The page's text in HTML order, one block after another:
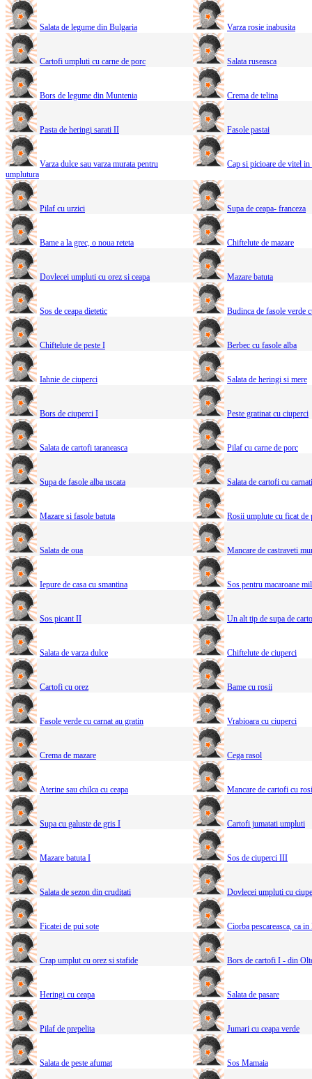
Salata de legume din Bulgaria Varza rosie inabusita
Cartofi umpluti cu carne de porc Salata ruseasca
Bors de legume din Muntenia Crema de telina
Pasta de heringi sarati II Fasole pastai
Varza dulce sau varza murata pentru
umplutura
Cap si picioare de vitel in
Pilaf cu urzici Supa de ceapa- franceza
Bame a la grec, o noua reteta Chiftelute de mazare
Dovlecei umpluti cu orez si ceapa Mazare batuta
Sos de ceapa dietetic Budinca de fasole verde
Chiftelute de peste I Berbec cu fasole alba
Iahnie de ciuperci Salata de heringi si mere
Bors de ciuperci I Peste gratinat cu ciuperci
Salata de cartofi taraneasca Pilaf cu carne de porc
Supa de fasole alba uscata Salata de cartofi cu
Mazare si fasole batuta Rosii umplute cu ficat de
Salata de oua Mancare de castraveti
Iepure de casa cu smantina Sos pentru macaroane
Sos picant II Un alt tip de supa de
Salata de varza dulce Chiftelute de ciuperci
Cartofi cu orez Bame cu rosii
Fasole verde cu carnat au gratin Vrabioara cu ciuperci
Crema de mazare Cega rasol
Aterine sau chilca cu ceapa Mancare de cartofi cu
Supa cu galuste de gris I Cartofi jumatati umpluti
Mazare batuta I Sos de ciuperci III
Salata de sezon din cruditati Dovlecei umpluti cu
Ficatei de pui sote Ciorba pescareasca, ca
Crap umplut cu orez si stafide Bors de cartofi I - din
Heringi cu ceapa Salata de pasare
Pilaf de prepelita Jumari cu ceapa verde
Salata de peste afumat Sos Mamaia